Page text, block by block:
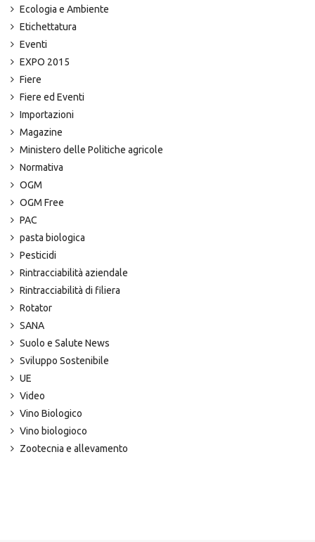
Ecologia e Ambiente
Etichettatura
Eventi
EXPO 2015
Fiere
Fiere ed Eventi
Importazioni
Magazine
Ministero delle Politiche agricole
Normativa
OGM
OGM Free
PAC
pasta biologica
Pesticidi
Rintracciabilità aziendale
Rintracciabilità di filiera
Rotator
SANA
Suolo e Salute News
Sviluppo Sostenibile
UE
Video
Vino Biologico
Vino biologioco
Zootecnia e allevamento